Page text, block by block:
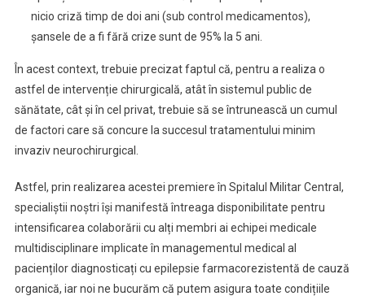
nicio criză timp de doi ani (sub control medicamentos),
șansele de a fi fără crize sunt de 95% la 5 ani.
În acest context, trebuie precizat faptul că, pentru a realiza o
astfel de intervenție chirurgicală, atât în sistemul public de
sănătate, cât și în cel privat, trebuie să se întrunească un cumul
de factori care să concure la succesul tratamentului minim
invaziv neurochirurgical.
Astfel, prin realizarea acestei premiere în Spitalul Militar Central,
specialiștii noștri își manifestă întreaga disponibilitate pentru
intensificarea colaborării cu alți membri ai echipei medicale
multidisciplinare implicate în managementul medical al
pacienților diagnosticați cu epilepsie farmacorezistentă de cauză
organică, iar noi ne bucurăm că putem asigura toate condițiile